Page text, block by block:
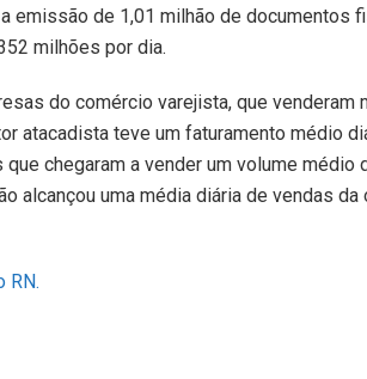
emissão de 1,01 milhão de documentos
milhões por dia.
do comércio varejista, que venderam
atacadista teve um faturamento médio
chegaram a vender um volume médio
alcançou uma média diária de vendas da
RN.